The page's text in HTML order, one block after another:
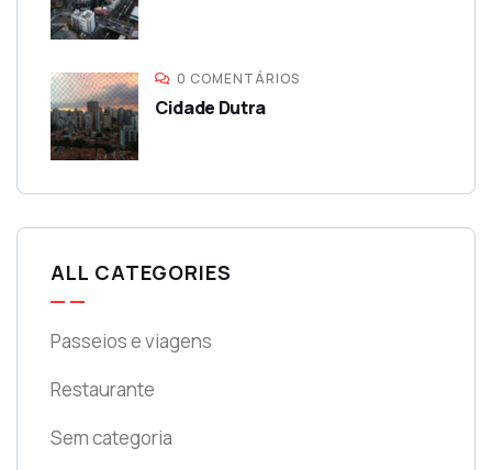
0 COMENTÁRIOS
Cidade Dutra‎
ALL CATEGORIES
Passeios e viagens
Restaurante
Sem categoria